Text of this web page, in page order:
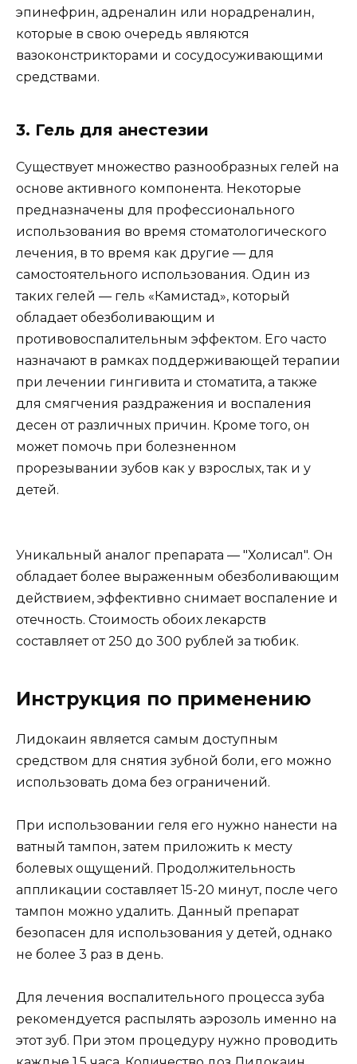
эпинефрин, адреналин или норадреналин,
которые в свою очередь являются
вазоконстрикторами и сосудосуживающими
средствами.
3. Гель для анестезии
Существует множество разнообразных гелей на
основе активного компонента. Некоторые
предназначены для профессионального
использования во время стоматологического
лечения, в то время как другие — для
самостоятельного использования. Один из
таких гелей — гель «Камистад», который
обладает обезболивающим и
противовоспалительным эффектом. Его часто
назначают в рамках поддерживающей терапии
при лечении гингивита и стоматита, а также
для смягчения раздражения и воспаления
десен от различных причин. Кроме того, он
может помочь при болезненном
прорезывании зубов как у взрослых, так и у
детей.
Уникальный аналог препарата — "Холисал". Он
обладает более выраженным обезболивающим
действием, эффективно снимает воспаление и
отечность. Стоимость обоих лекарств
составляет от 250 до 300 рублей за тюбик.
Инструкция по применению
Лидокаин является самым доступным
средством для снятия зубной боли, его можно
использовать дома без ограничений.
При использовании геля его нужно нанести на
ватный тампон, затем приложить к месту
болевых ощущений. Продолжительность
аппликации составляет 15-20 минут, после чего
тампон можно удалить. Данный препарат
безопасен для использования у детей, однако
не более 3 раз в день.
Для лечения воспалительного процесса зуба
рекомендуется распылять аэрозоль именно на
этот зуб. При этом процедуру нужно проводить